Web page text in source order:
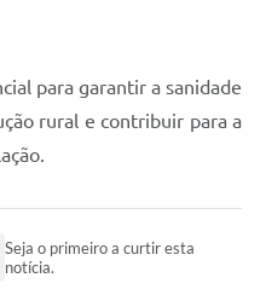
para garantir a sanidade
rural e contribuir para a
Seja o primeiro a curtir esta
notícia.